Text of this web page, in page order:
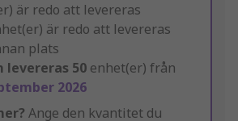
är redo att levereras
är redo att levereras
plats
levereras 50 enhet(er) från
2026
Ange den kvantitet du